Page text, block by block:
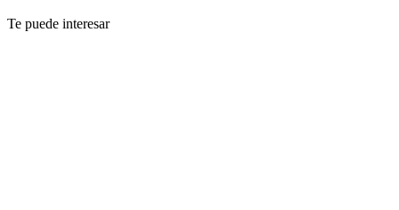
Te puede interesar